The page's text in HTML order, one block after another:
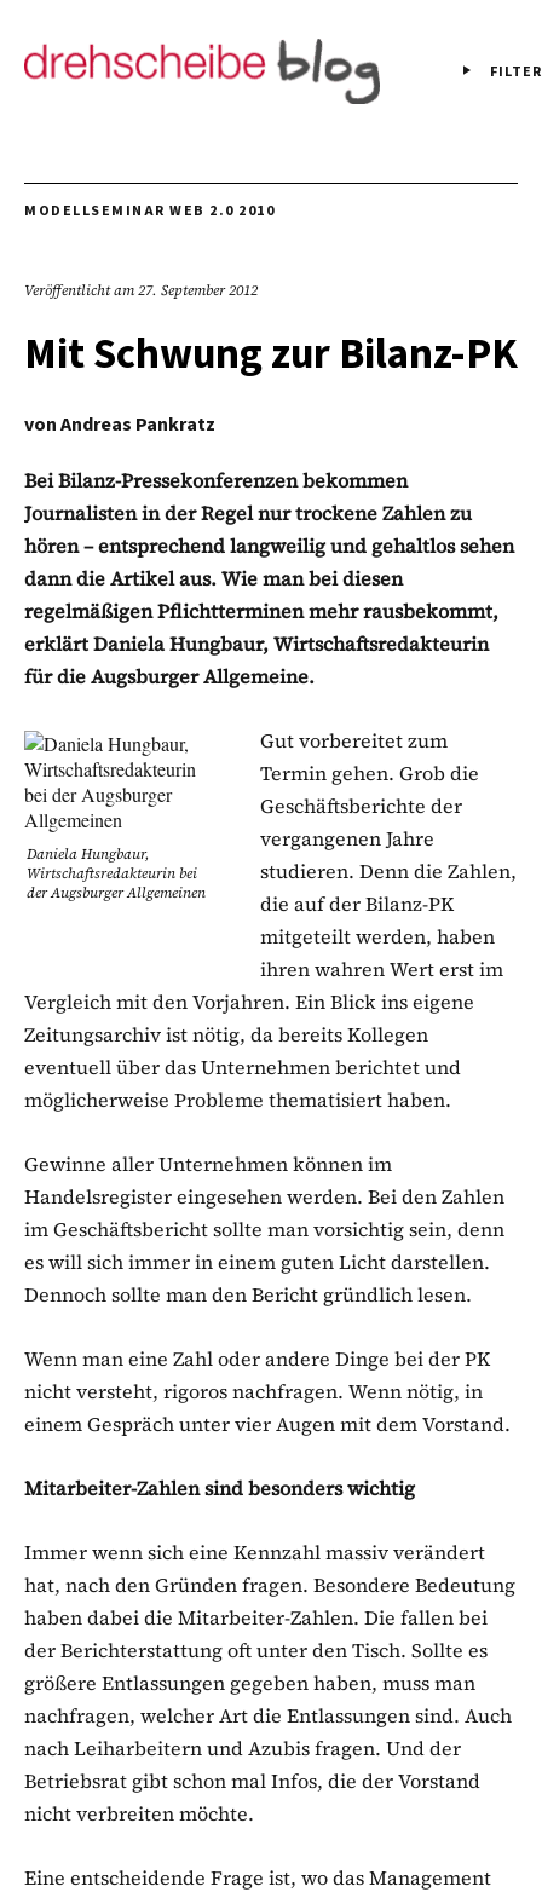
FILTER
MODELLSEMINAR WEB 2.0 2010
Veröffentlicht am27. September 2012
Mit Schwung zur Bilanz-PK
vonAndreas Pankratz
Bei Bilanz-Pressekonferenzen bekommen
Journalisten in der Regel nur trockene Zahlen zu
hören – entsprechend langweilig und gehaltlos sehen
dann die Artikel aus. Wie man bei diesen
regelmäßigen Pflichtterminen mehr rausbekommt,
erklärt Daniela Hungbaur, Wirtschaftsredakteurin
für die Augsburger Allgemeine.
Daniela Hungbaur,
Wirtschaftsredakteurin bei
der Augsburger Allgemeinen
Gut vorbereitet zum
Termin gehen. Grob die
Geschäftsberichte der
vergangenen Jahre
studieren. Denn die Zahlen,
die auf der Bilanz-PK
mitgeteilt werden, haben
ihren wahren Wert erst im
Vergleich mit den Vorjahren. Ein Blick ins eigene
Zeitungsarchiv ist nötig, da bereits Kollegen
eventuell über das Unternehmen berichtet und
möglicherweise Probleme thematisiert haben.
Gewinne aller Unternehmen können im
Handelsregister eingesehen werden. Bei den Zahlen
im Geschäftsbericht sollte man vorsichtig sein, denn
es will sich immer in einem guten Licht darstellen.
Dennoch sollte man den Bericht gründlich lesen.
Wenn man eine Zahl oder andere Dinge bei der PK
nicht versteht, rigoros nachfragen. Wenn nötig, in
einem Gespräch unter vier Augen mit dem Vorstand.
Mitarbeiter-Zahlen sind besonders wichtig
Immer wenn sich eine Kennzahl massiv verändert
hat, nach den Gründen fragen. Besondere Bedeutung
haben dabei die Mitarbeiter-Zahlen. Die fallen bei
der Berichterstattung oft unter den Tisch. Sollte es
größere Entlassungen gegeben haben, muss man
nachfragen, welcher Art die Entlassungen sind. Auch
nach Leiharbeitern und Azubis fragen. Und der
Betriebsrat gibt schon mal Infos, die der Vorstand
nicht verbreiten möchte.
Eine entscheidende Frage ist, wo das Management